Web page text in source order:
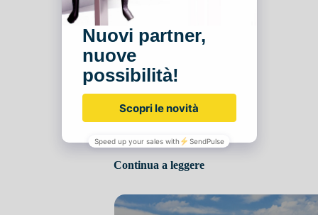
Continua a leggere
per l'agricoltura